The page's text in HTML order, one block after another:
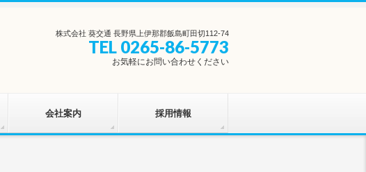
株式会社 葵交通 長野県上伊那郡飯島町田切112-74
TEL 0265-86-5773
お気軽にお問い合わせください
会社案内 採用情報